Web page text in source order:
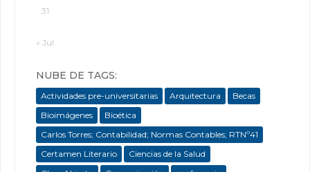
31
« Jul
NUBE DE TAGS:
Actividades pre-universitarias Arquitectura
Becas
Bioimágenes
Bioética
Carlos Torres; Contabilidad; Normas Contables; RTNº41
Certamen Literario
Ciencias de la Salud